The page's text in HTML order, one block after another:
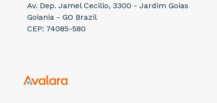
Av. Dep. Jamel Cecilio, 3300 - Jardim Goias
Goiania - GO Brazil
CEP: 74085-580